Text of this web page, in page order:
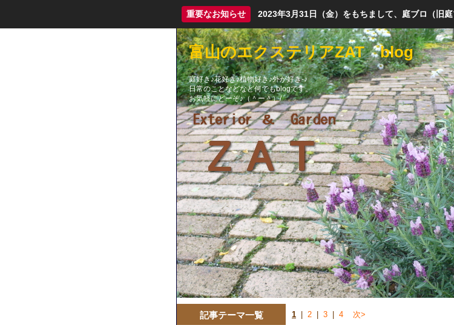
重要なお知らせ 2023年3月31日（金）をもちまして、庭ブロ（旧
富山のエクステリアZAT blog
庭好き♪花好き♪植物好き♪外が好き-♪
日常のことなどなど何でもblogです。
お気軽にどーぞ♪（＾ー＾）/
1 2 3 4 次>
記事テーマ一覧